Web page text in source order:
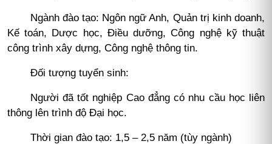
Ngành đào tạo: Ngôn ngữ Anh, Quản trị kinh doanh,
Kế toán, Dược học, Điều dưỡng, Công nghệ kỹ thuật
công trình xây dựng, Công nghệ thông tin.
Đối tượng tuyển sinh:
Người đã tốt nghiệp Cao đẳng có nhu cầu học liên
thông lên trình độ Đại học.
Thời gian đào tạo: 1,5 – 2,5 năm (tùy ngành)